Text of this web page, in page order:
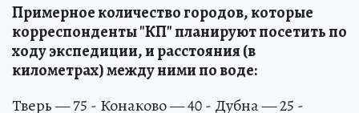
Примерное количество городов, которые
корреспонденты "КП" планируют посетить по
ходу экспедиции, и расстояния (в
километрах) между ними по воде:
Тверь — 75 - Конаково — 40 - Дубна — 25 -